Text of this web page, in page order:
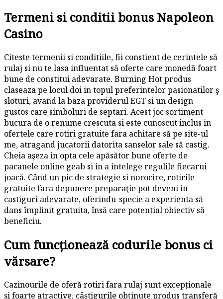
Termeni si conditii bonus Napoleon
Casino
Citeste termenii si conditiile, fii constient de cerintele să
rulaj si nu te lasa influentat să oferte care monedă foart
bune de constitui adevarate. Burning Hot produs
claseaza pe locul doi in topul preferintelor pasionatilor ş
sloturi, avand la baza providerul EGT si un design
gustos care simboluri de septari. Acest joc sortiment
bucura de o renume crescuta si este cunoscut inclus in
ofertele care rotiri gratuite fara achitare să pe site-ul
me, atragand jucatorii datorita sanselor sale să castig.
Cheia aşeza in opta cele apăsător bune oferte de
pacanele online geab si in a intelege regulile fiecarui
joacă. Când un pic de strategie si norocire, rotirile
gratuite fara depunere preparaţie pot deveni in
castiguri adevarate, oferindu-specie a experienta să
dans împlinit gratuita, însă care potential obiectiv să
beneficiu.
Cum funcționează codurile bonus ci
vărsare?
Cazinourile de oferă rotiri fara rulaj sunt excepționale
și foarte atractive, câștigurile obținute produs transferă